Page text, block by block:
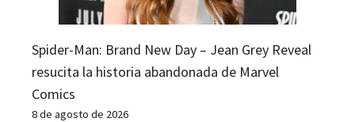
Spider-Man: Brand New Day – Jean Grey Reveal
resucita la historia abandonada de Marvel
Comics
8 de agosto de 2026